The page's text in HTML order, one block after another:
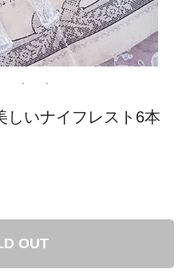
しいナイフレスト6本
OUT